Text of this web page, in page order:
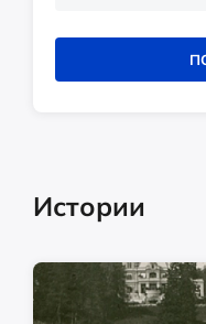
Истории